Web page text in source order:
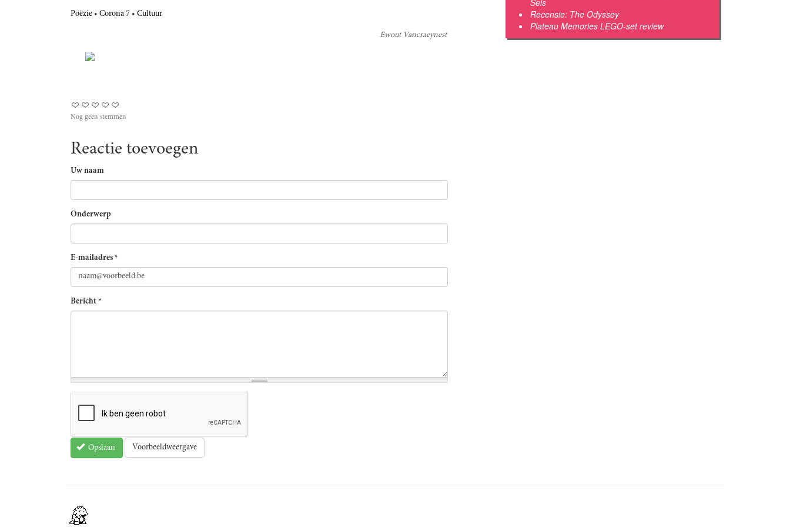
Poëzie Corona 7 Cultuur
Ewout Vancraeynest
Nog geen stemmen
Reactie toevoegen
Uw naam
Onderwerp
E-mailadres *
Bericht *
Opslaan Voorbeeldweergave
Recensie: The Odyssey
Plateau Memories LEGO-set review